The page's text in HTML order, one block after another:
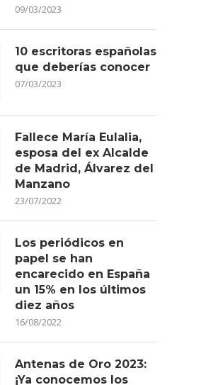
09/03/2023
10 escritoras españolas
que deberías conocer
07/03/2023
Fallece María Eulalia,
esposa del ex Alcalde
de Madrid, Álvarez del
Manzano
23/07/2022
Los periódicos en
papel se han
encarecido en España
un 15% en los últimos
diez años
16/08/2022
Antenas de Oro 2023:
¡Ya conocemos los